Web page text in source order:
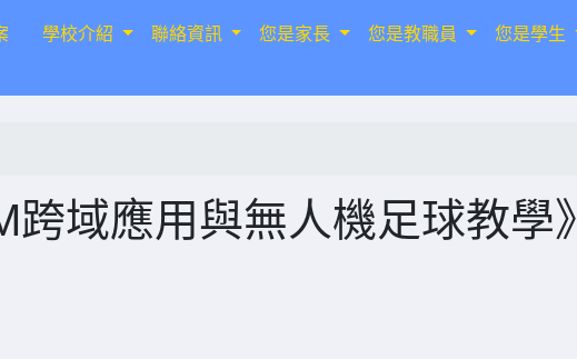
學校介紹 聯絡資訊 您是家長 您是教職員 您是學生
域應用與無人機足球教學》